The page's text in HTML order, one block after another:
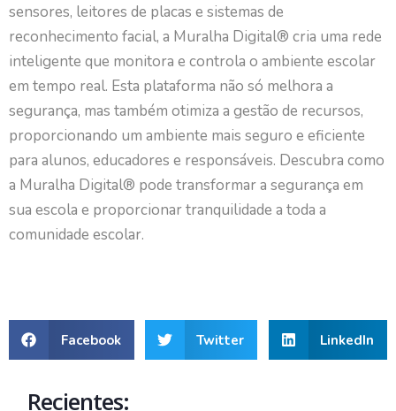
sensores, leitores de placas e sistemas de
reconhecimento facial, a Muralha Digital® cria uma rede
inteligente que monitora e controla o ambiente escolar
em tempo real. Esta plataforma não só melhora a
segurança, mas também otimiza a gestão de recursos,
proporcionando um ambiente mais seguro e eficiente
para alunos, educadores e responsáveis. Descubra como
a Muralha Digital® pode transformar a segurança em
sua escola e proporcionar tranquilidade a toda a
comunidade escolar.
Facebook Twitter LinkedIn
Recientes: